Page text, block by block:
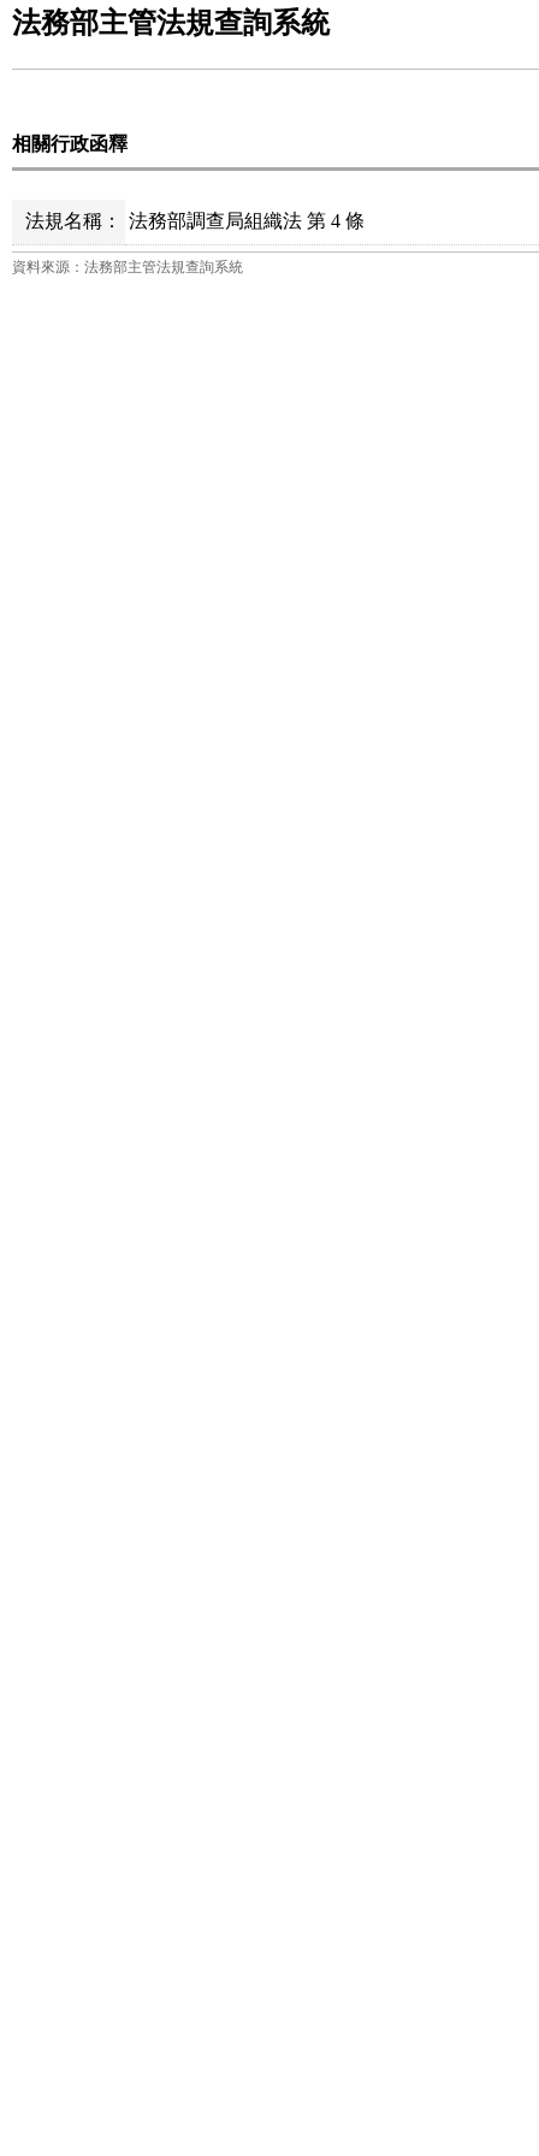
法務部主管法規查詢系統
相關行政函釋
法規名稱： 法務部調查局組織法 第 4 條
資料來源：法務部主管法規查詢系統